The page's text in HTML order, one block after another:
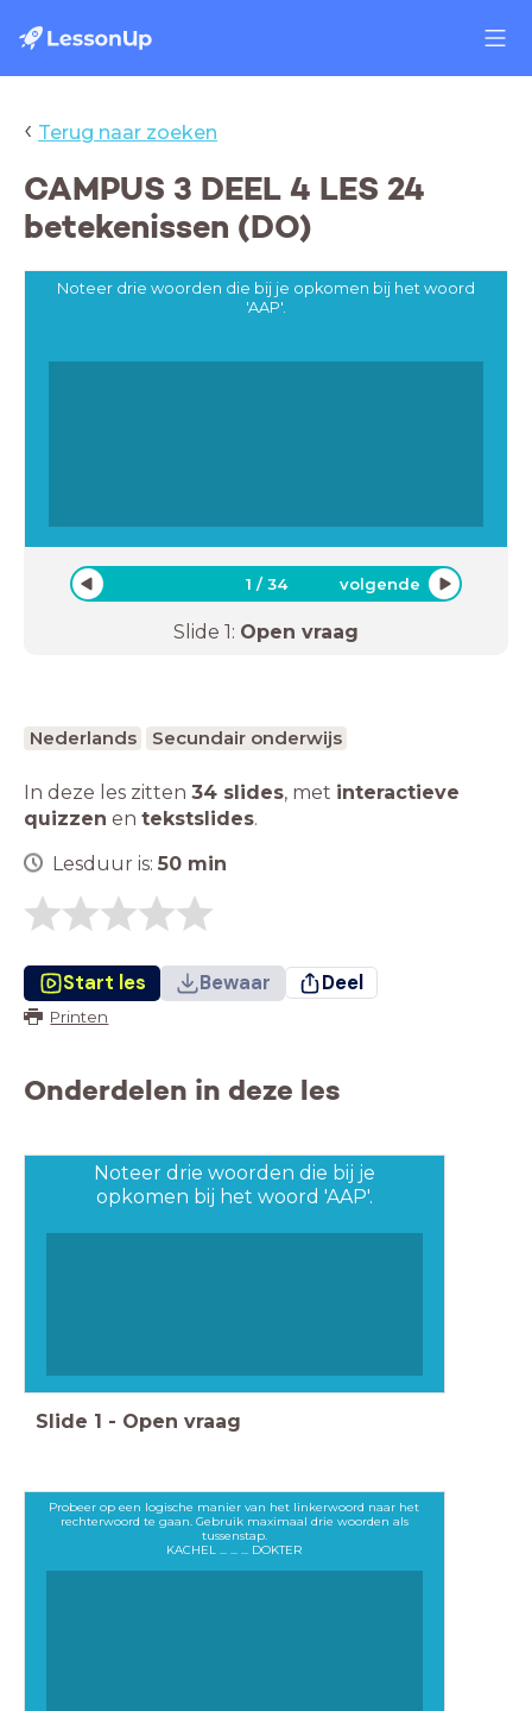
‹ Terug naar zoeken
CAMPUS 3 DEEL 4 LES 24
betekenissen (DO)
Noteer drie woorden die bij je opkomen bij het woord
'AAP'.
1 /34 volgende
Slide 1: Open vraag
Nederlands Secundair onderwijs
In deze les zitten 34 slides, met interactieve
quizzen en tekstslides.
Lesduur is: 50 min
Start les Bewaar Deel
Printen
Onderdelen in deze les
Noteer drie woorden die bij je
opkomen bij het woord 'AAP'.
Slide 1 - Open vraag
Probeer op een logische manier van het linkerwoord naar het
rechterwoord te gaan. Gebruik maximaal drie woorden als
tussenstap.
KACHEL ... ... ... DOKTER